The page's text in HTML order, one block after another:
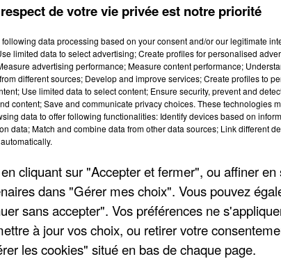
d'urgence en faveur des sinistrés de
une enveloppe de 2.000 euros. En 2015
séisme d'Haïti. Pour le maire, Francisque
concernées doivent nous
de votre vie privée est notre priorité
following data processing based on your consent and/or our legitimate
limited data to select advertising; Create profiles for personalised
advertising performance; Measure content performance;
different sources; Develop and improve services; Create profiles to
Use limited data to select content; Ensure security, prevent and
content; Save and communicate privacy choices. These technologies
data to offer following functionalities: Identify devices based on
data; Match and combine data from other data sources; Link different
cliquant sur "Accepter et fermer", ou affiner en
dans "Gérer mes choix". Vous pouvez
sans accepter". Vos préférences ne
à jour vos choix, ou retirer votre
les cookies" situé en bas de chaque page.